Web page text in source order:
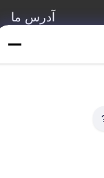
آدرس ما